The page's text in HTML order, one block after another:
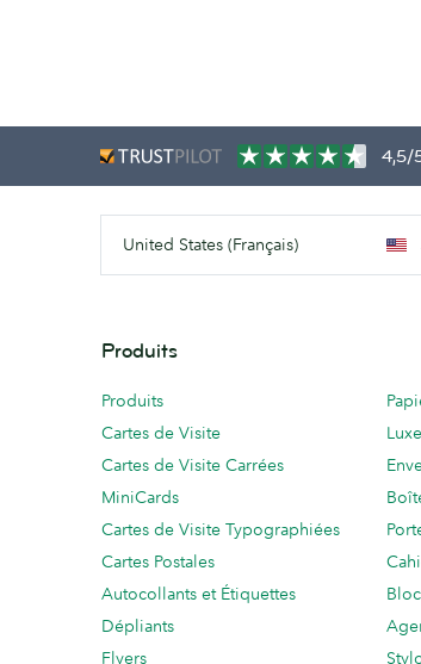
4,5/
United States (Français)
Produits
Produits
Cartes de Visite
Cartes de Visite Carrées
MiniCards
Cartes de Visite Typographiées
Cartes Postales
Autocollants et Étiquettes
Dépliants
Flyers